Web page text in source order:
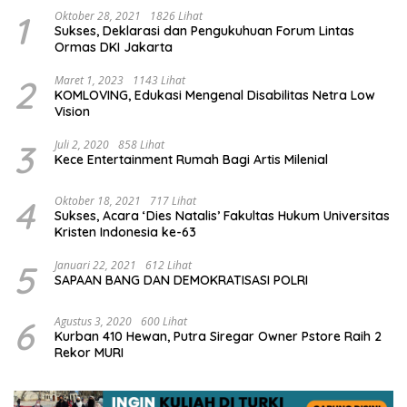
1 Oktober 28, 2021 1826 Lihat
Sukses, Deklarasi dan Pengukuhuan Forum Lintas
Ormas DKI Jakarta
2 Maret 1, 2023 1143 Lihat
KOMLOVING, Edukasi Mengenal Disabilitas Netra Low
Vision
3 Juli 2, 2020 858 Lihat
Kece Entertainment Rumah Bagi Artis Milenial
4 Oktober 18, 2021 717 Lihat
Sukses, Acara ‘Dies Natalis’ Fakultas Hukum Universitas
Kristen Indonesia ke-63
5 Januari 22, 2021 612 Lihat
SAPAAN BANG DAN DEMOKRATISASI POLRI
6 Agustus 3, 2020 600 Lihat
Kurban 410 Hewan, Putra Siregar Owner Pstore Raih 2
Rekor MURI